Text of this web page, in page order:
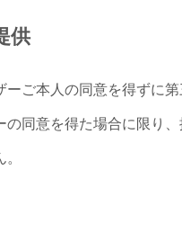
供
ご本人の同意を得ずに
同意を得た場合に限り、